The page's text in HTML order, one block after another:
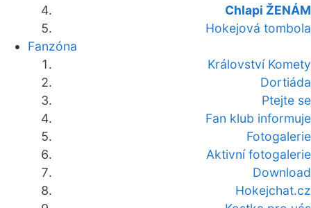
Chlapi ŽENÁM
Hokejová tombola
Fanzóna
Království Komety
Dortiáda
Ptejte se
Fan klub informuje
Fotogalerie
Aktivní fotogalerie
Download
Hokejchat.cz